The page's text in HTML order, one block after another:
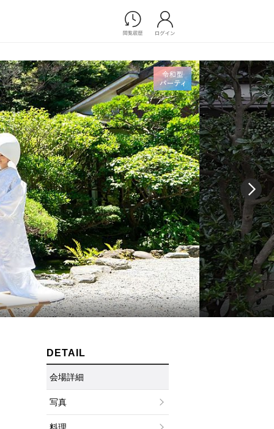
一覧
ップ一覧
フォトウエディング
前撮り/後撮り
家族フォト/ペット撮影
スナップ写真
フォトウエディング/前撮りショ
ップ一覧
スナップ写真ショップ一覧
Movie
演出映像
記録映像
すべてのアイテム
ムービーショップ一覧
DETAIL
会場詳細
写真